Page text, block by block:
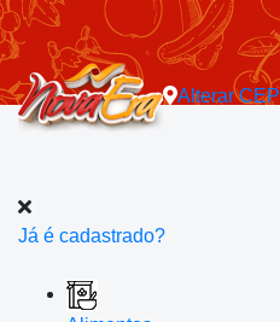
AlterarCEP
Já é cadastrado?